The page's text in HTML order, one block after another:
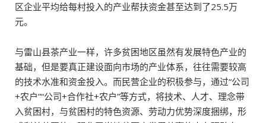
区企业平均给每村投入的产业帮扶资金甚至达到了25.5万
元。
与雷山县茶产业一样，许多贫困地区虽然有发展特色产业的
基础，但是要真正建设面向市场的产业体系，往往需要较高
的技术水准和资金投入。而民营企业的积极参与，通过“公司
+农户”“公司+合作社+农户”等方式，将技术、人才、理念带
入贫困村，与贫困村的特色资源、劳动力优势深度捆绑，形